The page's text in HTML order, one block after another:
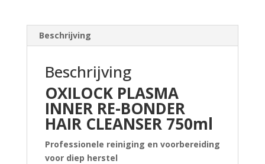
Beschrijving
Beschrijving
OXILOCK PLASMA
INNER RE-BONDER
HAIR CLEANSER 750ml
Professionele reiniging en voorbereiding
voor diep herstel